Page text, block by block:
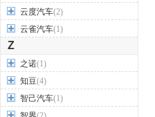
云度汽车(2)
云雀汽车(1)
Z
之诺(1)
知豆(4)
智己汽车(1)